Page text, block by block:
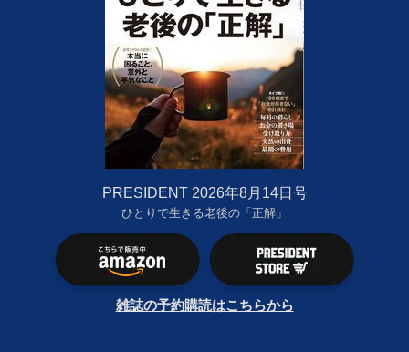
PRESIDENT 2026年8月14日号
ひとりで生きる老後の「正解」
雑誌の予約購読はこちらから